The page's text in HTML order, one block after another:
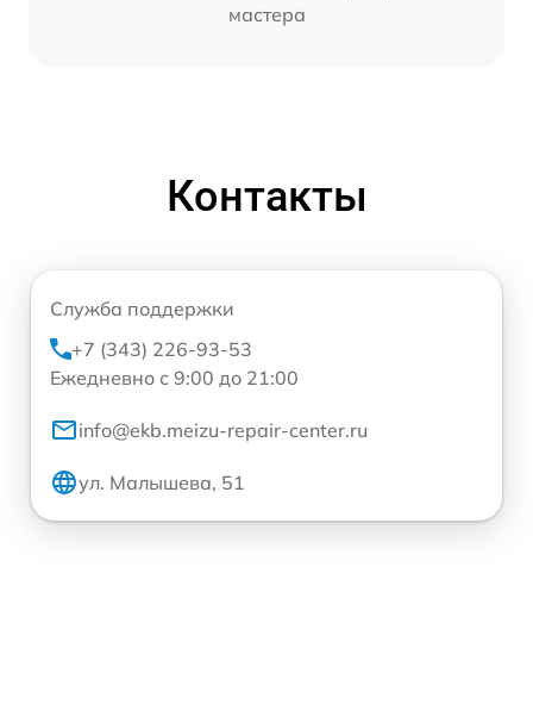
мастера
Контакты
Служба поддержки
+7 (343) 226-93-53
Ежедневно с 9:00 до 21:00
info@ekb.meizu-repair-center.ru
ул. Малышева, 51